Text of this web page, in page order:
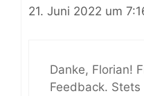
21. Juni 2022 um
Danke, Florian!
Feedback.